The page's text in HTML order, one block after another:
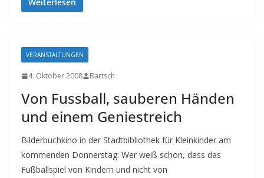
VERANSTALTUNGEN
4. Oktober 2008 Bartsch
Von Fussball, sauberen Händen
und einem Geniestreich
Bilderbuchkino in der Stadtbibliothek für Kleinkinder am
kommenden Donnerstag: Wer weiß schon, dass das
Fußballspiel von Kindern und nicht von